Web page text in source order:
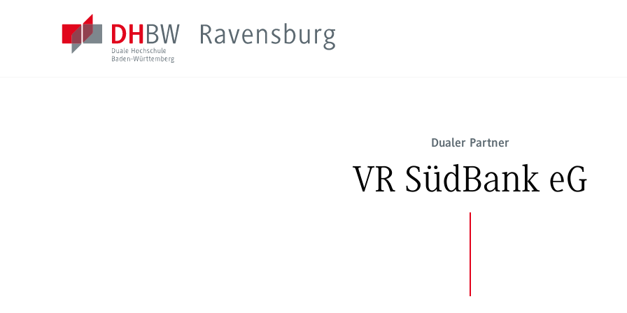
Dualer Partner
VR SüdBank eG